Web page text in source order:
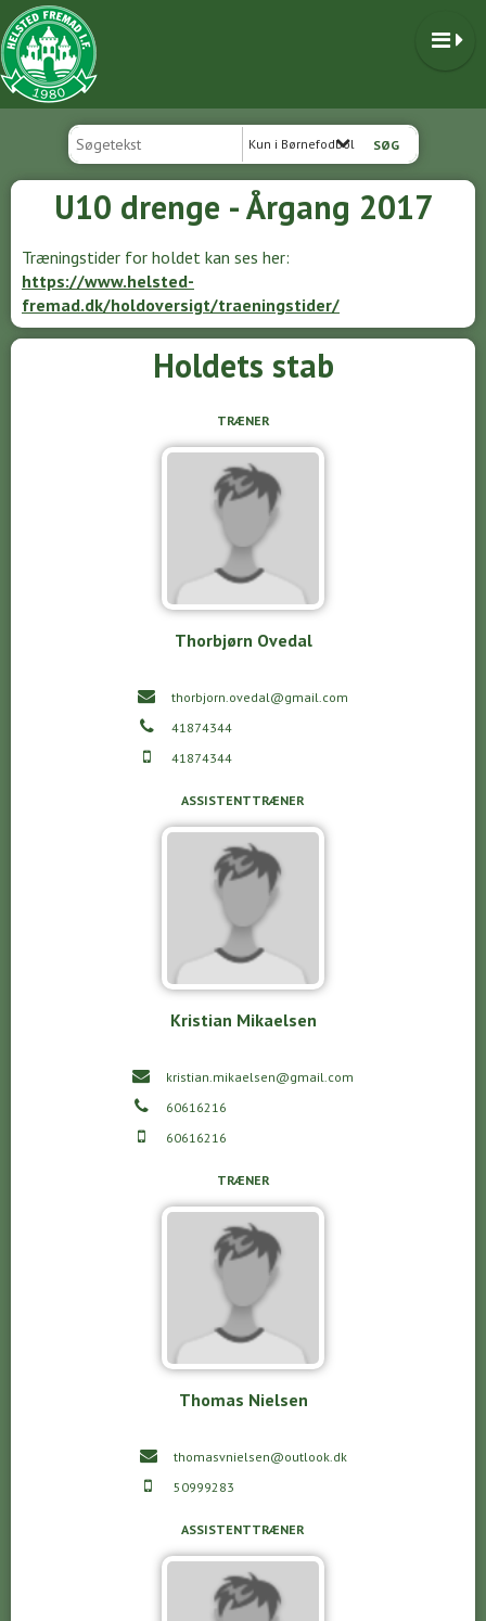
Kun i Børnefodbold
U10 drenge - Årgang 2017
Træningstider for holdet kan ses her:
https://www.helsted-
fremad.dk/holdoversigt/traeningstider/
Holdets stab
TRÆNER
Thorbjørn Ovedal
thorbjorn.ovedal@gmail.com
41874344
41874344
ASSISTENTTRÆNER
Kristian Mikaelsen
kristian.mikaelsen@gmail.com
60616216
60616216
TRÆNER
Thomas Nielsen
thomasvnielsen@outlook.dk
50999283
ASSISTENTTRÆNER